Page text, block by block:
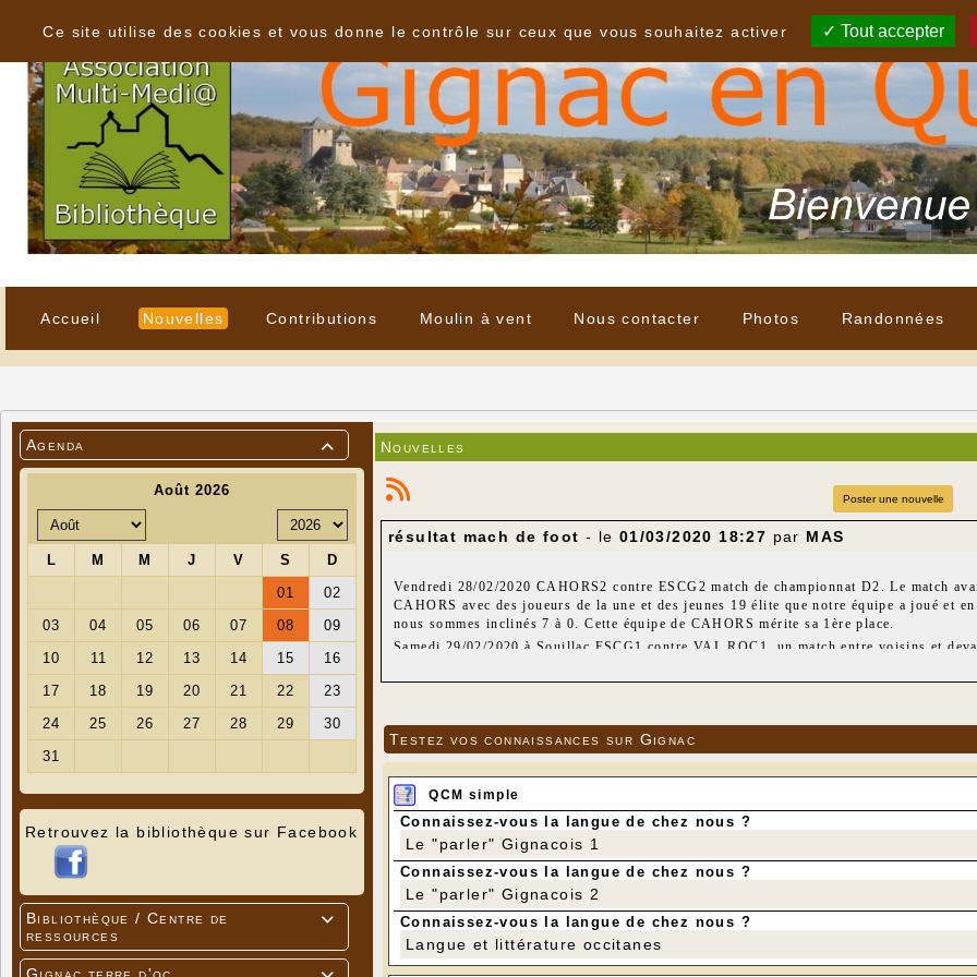
Accueil Nouvelles Contributions Moulin à vent Nous contacter Photos Randonnées

Agenda
Retrouvez la bibliothèque sur Facebook

Bibliothèque / Centre de
ressources
Nouvelles
Poster une nouvelle
résultat mach de foot - le 01/03/2020 18:27 par MAS
Vendredi 28/02/2020 CAHORS2 contre ESCG2 match de championnat D2. Le match
CAHORS avec des joueurs de la une et des jeunes 19 élite que notre équipe a joué et
nous sommes inclinés 7 à 0. Cette équipe de CAHORS mérite sa 1ère place.
Samedi 29/02/2020 à Souillac ESCG1 contre VAL ROC1, un match entre voisins et
côté mais à la 20ème, faute dans la surface, l'arbitre siffle pénalty tiré 2 fois : score 0
rugueuse, limite très agressive qui aurait mérité des cartons. La seconde mi-temps est
prend les gants pour les dernières minutes mais le score reste à la fin à 0 à 1.
très mauvais comportement sportif.
Testez vos connaissances sur Gignac
QCM simple
Connaissez-vous la langue de chez nous ?
Le "parler" Gignacois 1
Connaissez-vous la langue de chez nous ?
Le "parler" Gignacois 2
Connaissez-vous la langue de chez nous ?
Langue et littérature occitanes
Ce site utilise des cookies et vous donne le contrôle sur ceux que vous souhaitez activer
Tout accepter